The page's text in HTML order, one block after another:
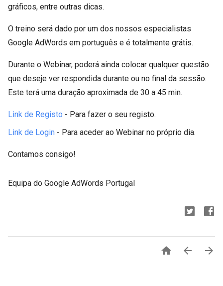
gráficos, entre outras dicas.
O treino será dado por um dos nossos especialistas
Google AdWords em português e é totalmente grátis.
Durante o Webinar, poderá ainda colocar qualquer questão
que deseje ver respondida durante ou no final da sessão.
Este terá uma duração aproximada de 30 a 45 min.
Link de Registo - Para fazer o seu registo.
Link de Login - Para aceder ao Webinar no próprio dia.
Contamos consigo!
Equipa do Google AdWords Portugal
  